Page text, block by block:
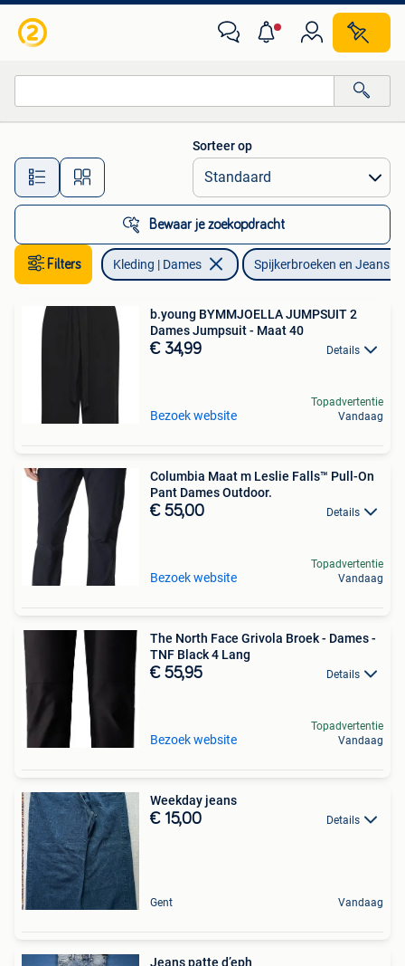
Alle afstanden…
Sorteer op
Bewaar je zoekopdracht
Filters Kleding | Dames Spijkerbroeken en Jeans
b.young BYMMJOELLA JUMPSUIT 2
Dames Jumpsuit - Maat 40
€ 34,99 Details
Bezoek website
Topadvertentie
Vandaag
Columbia Maat m Leslie Falls™ Pull-On
Pant Dames Outdoor.
€ 55,00 Details
Bezoek website
Topadvertentie
Vandaag
The North Face Grivola Broek - Dames -
TNF Black 4 Lang
€ 55,95 Details
Bezoek website
Topadvertentie
Vandaag
Weekday jeans
€ 15,00 Details
Gent Vandaag
Jeans patte d’eph